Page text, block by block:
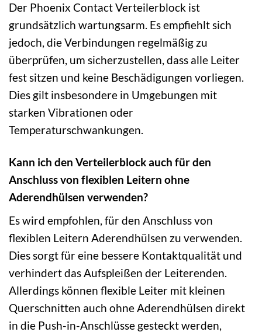
Der Phoenix Contact Verteilerblock ist
grundsätzlich wartungsarm. Es empfiehlt sich
jedoch, die Verbindungen regelmäßig zu
überprüfen, um sicherzustellen, dass alle Leiter
fest sitzen und keine Beschädigungen vorliegen.
Dies gilt insbesondere in Umgebungen mit
starken Vibrationen oder
Temperaturschwankungen.
Kann ich den Verteilerblock auch für den
Anschluss von flexiblen Leitern ohne
Aderendhülsen verwenden?
Es wird empfohlen, für den Anschluss von
flexiblen Leitern Aderendhülsen zu verwenden.
Dies sorgt für eine bessere Kontaktqualität und
verhindert das Aufspleißen der Leiterenden.
Allerdings können flexible Leiter mit kleinen
Querschnitten auch ohne Aderendhülsen direkt
in die Push-in-Anschlüsse gesteckt werden,